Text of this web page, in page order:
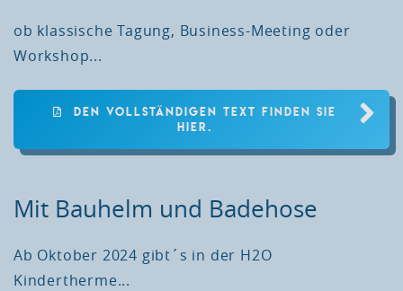
ob klassische Tagung, Business-Meeting oder
Workshop...
DEN VOLLSTÄNDIGEN TEXT FINDEN SIE
HIER.
Mit Bauhelm und Badehose
Ab Oktober 2024 gibt´s in der H2O
Kindertherme...